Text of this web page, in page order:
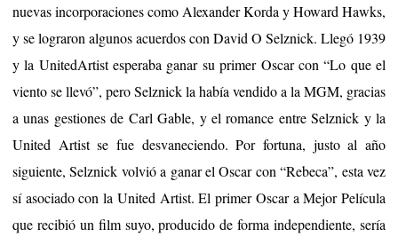
nuevas incorporaciones como Alexander Korda y Howard Hawks,
y se lograron algunos acuerdos con David O Selznick. Llegó 1939
y la UnitedArtist esperaba ganar su primer Oscar con “Lo que el
viento se llevó”, pero Selznick la había vendido a la MGM, gracias
a unas gestiones de Carl Gable, y el romance entre Selznick y la
United Artist se fue desvaneciendo. Por fortuna, justo al año
siguiente, Selznick volvió a ganar el Oscar con “Rebeca”, esta vez
sí asociado con la United Artist. El primer Oscar a Mejor Película
que recibió un film suyo, producido de forma independiente, sería